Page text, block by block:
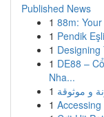
Published News
1 88m:
1 Pendik
1
1 DE88 –
Nha...
1 و موثوقة
1